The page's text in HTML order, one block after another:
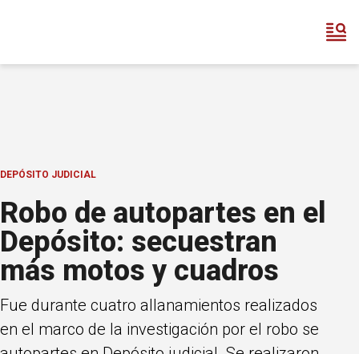
DEPÓSITO JUDICIAL
Robo de autopartes en el
Depósito: secuestran
más motos y cuadros
Fue durante cuatro allanamientos realizados
en el marco de la investigación por el robo se